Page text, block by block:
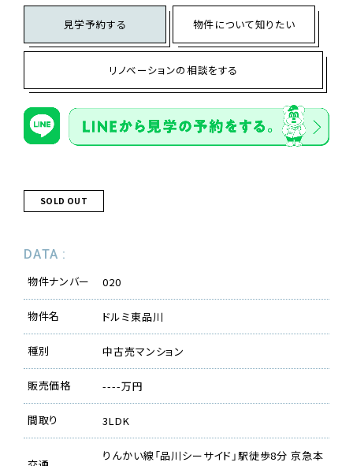
見学予約する 物件について知りたい
リノベーションの相談をする
SOLD OUT
DATA :
物件ナンバー
020
物件名 ドルミ東品川
種別 中古売マンション
販売価格 ----万円
間取り 3LDK
りんかい線「品川シーサイド」駅徒歩8分 京急本